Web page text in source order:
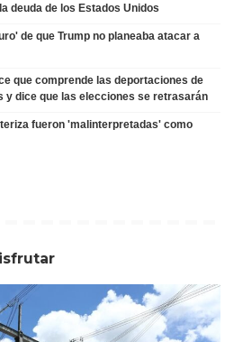
deuda de los Estados Unidos
de que Trump no planeaba atacar a
que comprende las deportaciones de
y dice que las elecciones se retrasarán
fueron 'malinterpretadas' como